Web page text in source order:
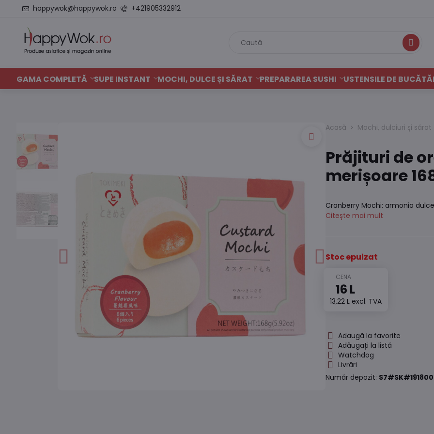
happywok@happywok.ro +421905332912
Caută
GAMA COMPLETĂ SUPE INSTANT MOCHI, DULCE ȘI SĂRAT PREPARAREA SUSHI USTENSILE DE
Acasă Mochi, dulciuri și sărat
Prăjituri de
merișoare
Cranberry Mochi: armonia
Citește mai mult
Stoc epuizat
16 L
13,22 L excl. TVA
Adaugă la favorite
Adăugați la listă
Watchdog
Livrări
Număr depozit: